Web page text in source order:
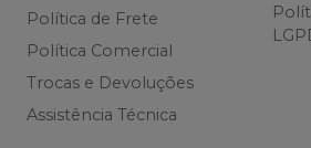
Política de Frete
Política Comercial
Trocas e Devoluções
Assistência Técnica